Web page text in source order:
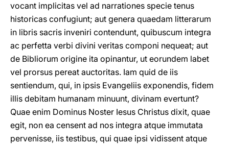
vocant implicitas vel ad narrationes specie tenus
historicas confugiunt; aut genera quaedam litterarum
in libris sacris inveniri contendunt, quibuscum integra
ac perfetta verbi divini veritas componi nequeat; aut
de Bibliorum origine ita opinantur, ut eorundem labet
vel prorsus pereat auctoritas. Iam quid de iis
sentiendum, qui, in ipsis Evangeliis exponendis, fidem
illis debitam humanam minuunt, divinam evertunt?
Quae enim Dominus Noster Iesus Christus dixit, quae
egit, non ea censent ad nos integra atque immutata
pervenisse, iis testibus, qui quae ipsi vidissent atque